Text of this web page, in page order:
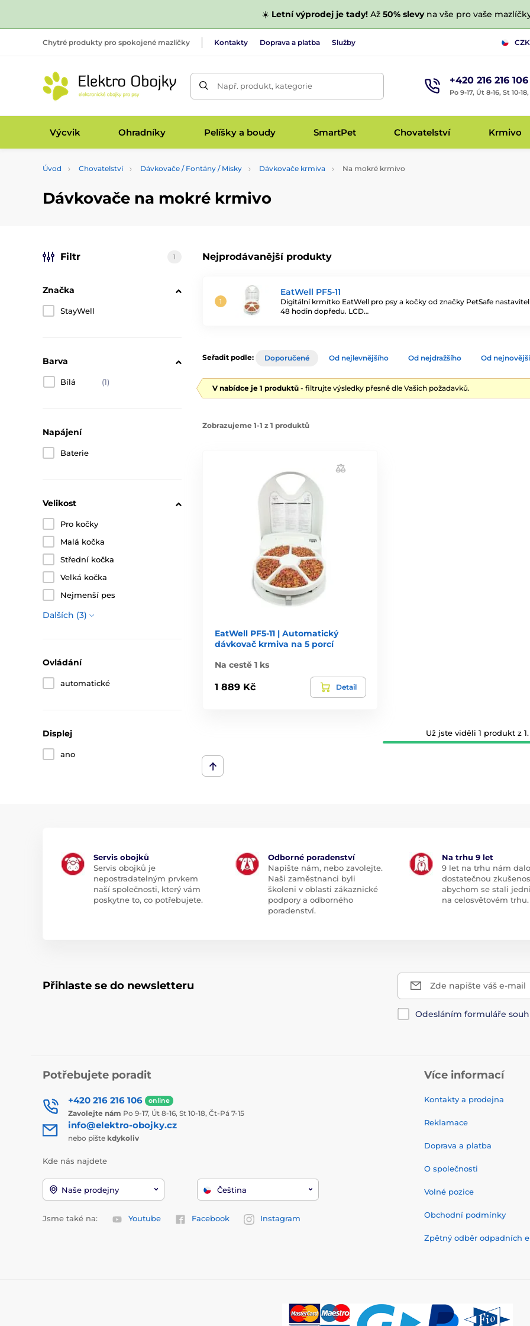
☀️ Letní výprodej je tady!Až 50% slevyna vše pro vaše
Chytré produkty pro spokojené mazlíčky Kontakty Doprava a platba Služby CZK
Např. produkt, kategorie +420 216 216 106
Po 9-17, Út 8-16, St 10-
Výcvik Ohradníky Pelíšky a boudy SmartPet Chovatelství Krmivo
Úvod Chovatelství Dávkovače / Fontány / Misky Dávkovače krmiva Na mokré krmivo
Dávkovače na mokré krmivo
Nejprodávanější produkty
EatWell PF5-11
Digitální krmítko EatWell pro psy a kočky od značky PetSafe
48 hodin dopředu. LCD…
Filtr 1
Značka
StayWell
Barva
Bílá (1)
Napájení
Baterie
Velikost
Pro kočky
Malá kočka
Střední kočka
Velká kočka
Nejmenší pes
Dalších (3)
Ovládání
automatické
Displej
ano
Seřadit podle: Doporučené Od nejlevnějšího Od nejdražšího Od
V nabídce je 1 produktů - filtrujte výsledky přesně dle Vašich požadavků.
Zobrazujeme 1-1 z 1 produktů
EatWell PF5-11 | Automatický
dávkovač krmiva na 5 porcí
Na cestě 1 ks
1 889 Kč Detail
Už jste viděli 1 produkt z 1.
Servis obojků
Servis obojků je
nepostradatelným prvkem
naší společnosti, který vám
poskytne to, co potřebujete.
Odborné poradenství
Napište nám, nebo zavolejte.
Naši zaměstnanci byli
školeni v oblasti zákaznické
podpory a odborného
poradenství.
Na trhu 9 let
9 let na trhu nám dalo
dostatečnou
abychom se stali
na celosvětovém trhu.
Přihlaste se do newsletteru Zde napište váš e-mail
Odesláním formuláře
Potřebujete poradit
+420 216 216 106 online
Zavolejte nám Po 9-17, Út 8-16, St 10-18, Čt-Pá 7-15
info@elektro-obojky.cz
nebo pište kdykoliv
Kde nás najdete
Naše prodejny Čeština
Jsme také na: Youtube Facebook Instagram
Více informací
Kontakty a prodejna
Reklamace
Doprava a platba
O společnosti
Volné pozice
Obchodní podmínky
Zpětný odběr odpadních